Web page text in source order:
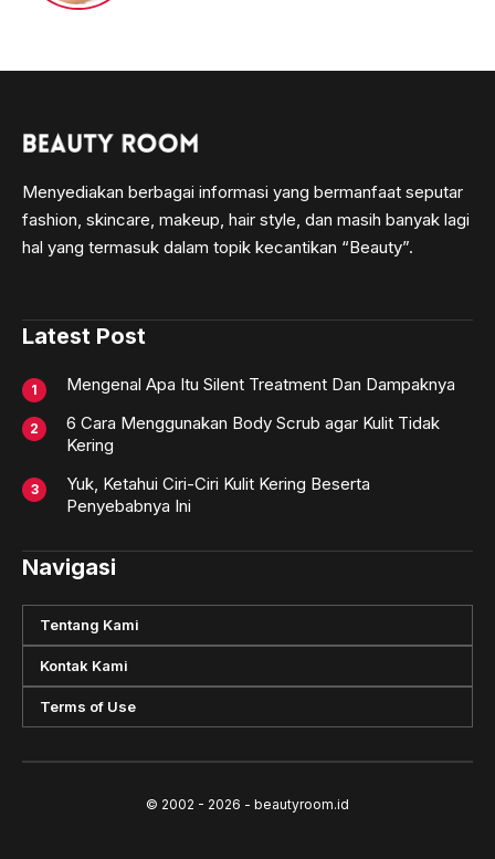
Menyediakan berbagai informasi yang bermanfaat seputar
fashion, skincare, makeup, hair style, dan masih banyak lagi
hal yang termasuk dalam topik kecantikan “Beauty”.
Latest Post
Mengenal Apa Itu Silent Treatment Dan Dampaknya
6 Cara Menggunakan Body Scrub agar Kulit Tidak
Kering
Yuk, Ketahui Ciri-Ciri Kulit Kering Beserta
Penyebabnya Ini
Navigasi
Tentang Kami
Kontak Kami
Terms of Use
© 2002 - 2026 - beautyroom.id